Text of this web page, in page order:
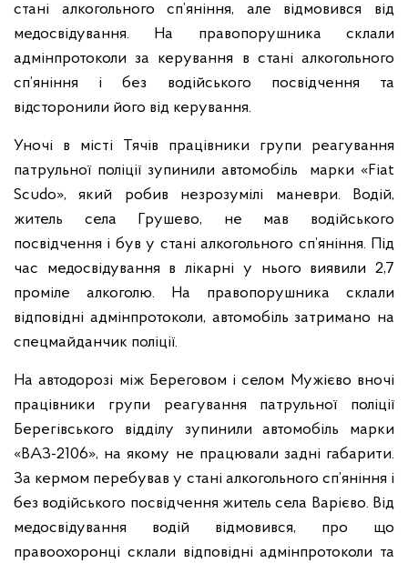
стані алкогольного сп’яніння, але відмовився від
медосвідування. На правопорушника склали
адмінпротоколи за керування в стані алкогольного
сп’яніння і без водійського посвідчення та
відсторонили його від керування.
Уночі в місті Тячів працівники групи реагування
патрульної поліції зупинили автомобіль марки «Fіаt
Scudо», який робив незрозумілі маневри. Водій,
житель села Грушево, не мав водійського
посвідчення і був у стані алкогольного сп’яніння. Під
час медосвідування в лікарні у нього виявили 2,7
проміле алкоголю. На правопорушника склали
відповідні адмінпротоколи, автомобіль затримано на
спецмайданчик поліції.
На автодорозі між Береговом і селом Мужієво вночі
працівники групи реагування патрульної поліції
Берегівського відділу зупинили автомобіль марки
«ВАЗ-2106», на якому не працювали задні габарити.
За кермом перебував у стані алкогольного сп’яніння і
без водійського посвідчення житель села Варієво. Від
медосвідування водій відмовився, про що
правоохоронці склали відповідні адмінпротоколи та